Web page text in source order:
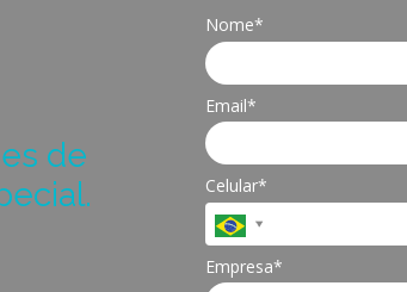
de
Nome*
Email*
Celular*
Empresa*